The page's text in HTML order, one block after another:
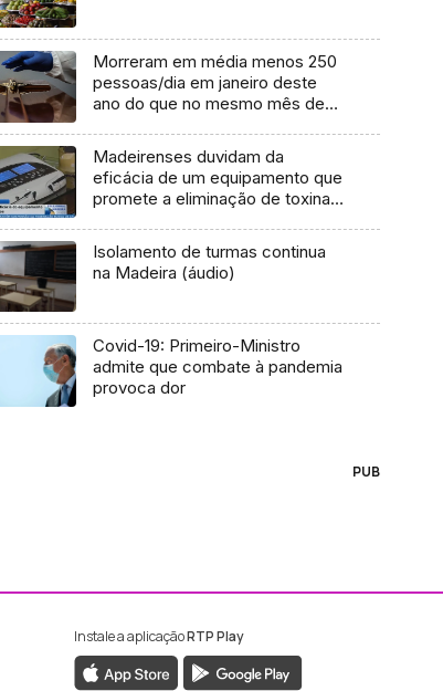
Morreram em média menos 250
pessoas/dia em janeiro deste
ano do que no mesmo mês de
Madeirenses duvidam da
eficácia de um equipamento que
promete a eliminação de toxinas
Isolamento de turmas continua
na Madeira (áudio)
Covid-19: Primeiro-Ministro
admite que combate à pandemia
provoca dor
PUB
da RTP Madeira
da RTP Madeira
Instale a aplicaçãoRTP Play